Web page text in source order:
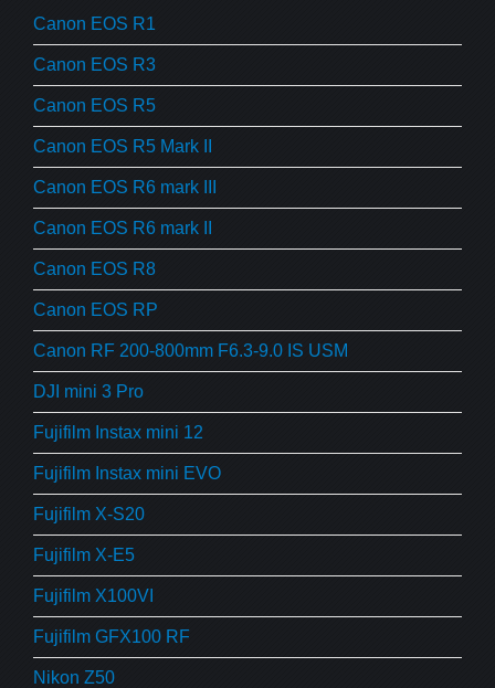
Canon EOS R1
Canon EOS R3
Canon EOS R5
Canon EOS R5 Mark II
Canon EOS R6 mark III
Canon EOS R6 mark II
Canon EOS R8
Canon EOS RP
Canon RF 200-800mm F6.3-9.0 IS USM
DJI mini 3 Pro
Fujifilm Instax mini 12
Fujifilm Instax mini EVO
Fujifilm X-S20
Fujifilm X-E5
Fujifilm X100VI
Fujifilm GFX100 RF
Nikon Z50